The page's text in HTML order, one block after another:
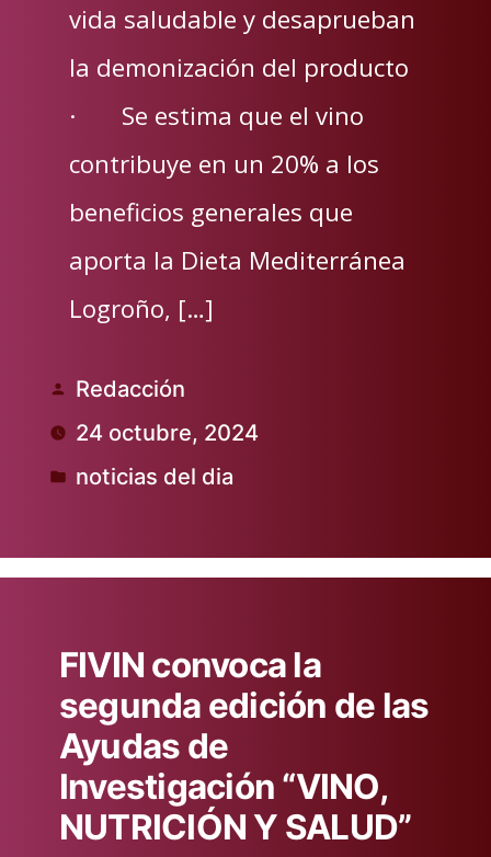
vida saludable y desaprueban
la demonización del producto
· Se estima que el vino
contribuye en un 20% a los
beneficios generales que
aporta la Dieta Mediterránea
Logroño, […]
Publicado
por
Redacción
24 octubre, 2024
Publicado
noticias del dia
FIVIN convoca la
segunda edición de las
Ayudas de
Investigación “VINO,
NUTRICIÓN Y SALUD”